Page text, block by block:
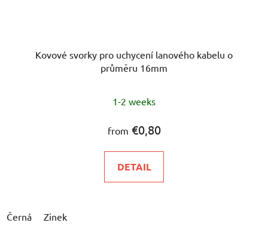
Kovové svorky pro uchycení lanového kabelu o
průměru 16mm
1-2 weeks
from €0,80
DETAIL
Černá Zinek